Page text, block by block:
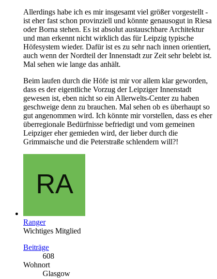
Allerdings habe ich es mir insgesamt viel größer vorgestellt -
ist eher fast schon provinziell und könnte genausogut in Riesa
oder Borna stehen. Es ist absolut austauschbare Architektur
und man erkennt nicht wirklich das für Leipzig typische
Höfesystem wieder. Dafür ist es zu sehr nach innen orientiert,
auch wenn der Nordteil der Innenstadt zur Zeit sehr belebt ist.
Mal sehen wie lange das anhält.
Beim laufen durch die Höfe ist mir vor allem klar geworden,
dass es der eigentliche Vorzug der Leipziger Innenstadt
gewesen ist, eben nicht so ein Allerwelts-Center zu haben
geschweige denn zu brauchen. Mal sehen ob es überhaupt so
gut angenommen wird. Ich könnte mir vorstellen, dass es eher
überregionale Bedürfnisse befriedigt und vom gemeinen
Leipziger eher gemieden wird, der lieber durch die
Grimmaische und die Peterstraße schlendern will?!
Ranger
Wichtiges Mitglied
Beiträge
608
Wohnort
Glasgow